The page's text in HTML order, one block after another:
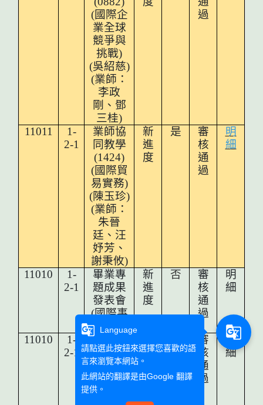
(國際企
業全球
競爭與
挑戰)
(吳紹慈)
(業師：
李政
剛、鄧
三桂)
過
11011
1-
2-1
業師協
同教學
(1424)
(國際貿
易實務)
(陳玉珍)
(業師：
朱晉
廷、汪
妤芳、
謝秉攸)
新
進
度
是
審
核
通
過
明
細
11010
1-
2-1
畢業專
題成果
發表會
(國際事
務系)
新
進
度
否
審
核
通
過
明
細
11010
1-
2-1
畢業研
究成果
發表
(國際事
務系碩
進
度
審
核
通
過
明
細
g_translate
Language
請點選此按鈕來選擇您喜歡的語
言來瀏覽本網站。
此網站的翻譯是由Google 翻譯
提供。
g_translate